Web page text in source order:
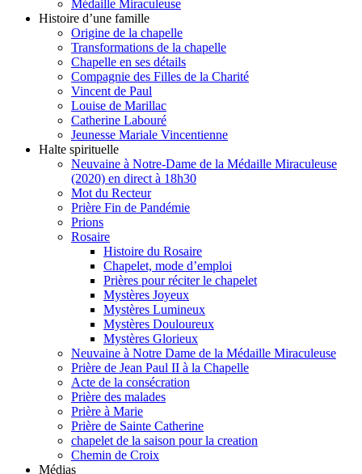
Médaille Miraculeuse
Histoire d’une famille
Origine de la chapelle
Transformations de la chapelle
Chapelle en ses détails
Compagnie des Filles de la Charité
Vincent de Paul
Louise de Marillac
Catherine Labouré
Jeunesse Mariale Vincentienne
Halte spirituelle
Neuvaine à Notre-Dame de la Médaille Miraculeuse
(2020) en direct à 18h30
Mot du Recteur
Prière Fin de Pandémie
Prions
Rosaire
Histoire du Rosaire
Chapelet, mode d’emploi
Prières pour réciter le chapelet
Mystères Joyeux
Mystères Lumineux
Mystères Douloureux
Mystères Glorieux
Neuvaine à Notre Dame de la Médaille Miraculeuse
Prière de Jean Paul II à la Chapelle
Acte de la consécration
Prière des malades
Prière à Marie
Prière de Sainte Catherine
chapelet de la saison pour la creation
Chemin de Croix
Médias